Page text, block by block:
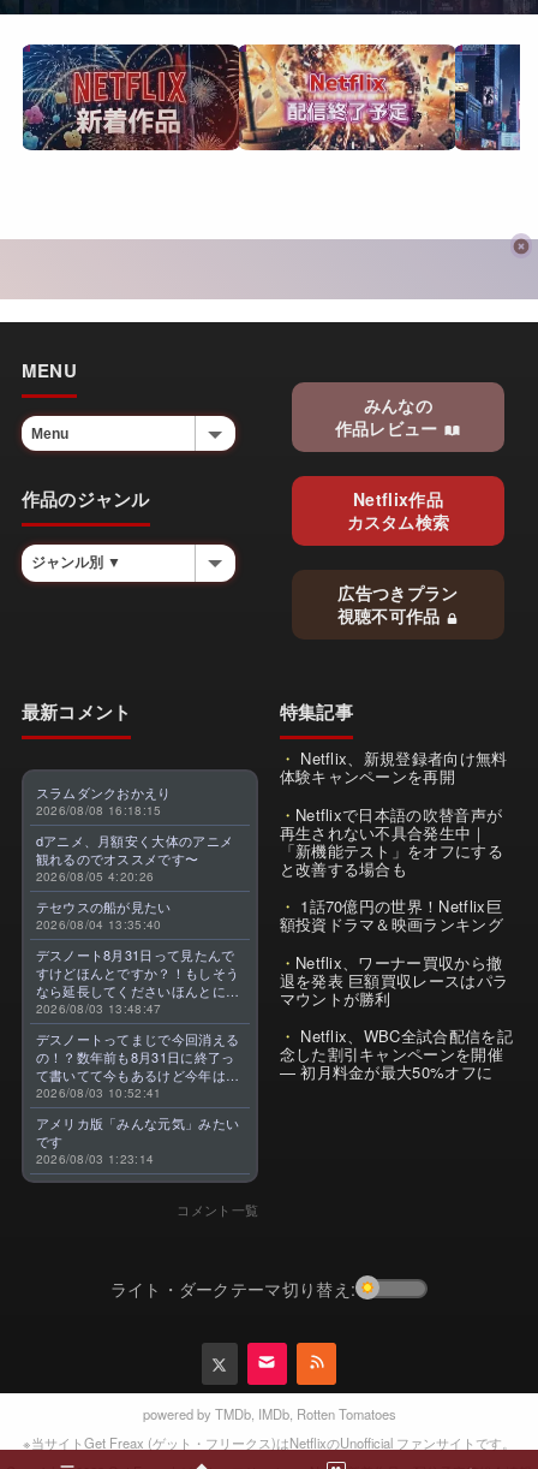
MENU
作品のジャンル
みんなの
作品レビュー
Netflix作品
カスタム検索
広告つきプラン
視聴不可作品
最新コメント
スラムダンクおかえり
2026/08/08 16:18:15
dアニメ、月額安く大体のアニメ
観れるのでオススメです〜
2026/08/05 4:20:26
テセウスの船が見たい
2026/08/04 13:35:40
デスノート8月31日って見たんで
すけどほんとですか？！もしそう
なら延長してくださいほんとに大
好きなんです😭
2026/08/03 13:48:47
デスノートってまじで今回消える
の！？数年前も8月31日に終了っ
て書いてて今もあるけど今年はま
じのやつ！？よくわからん！！で
きればなくならないでほしい！平
成アニメを振り返らせてくれっ
っ！！！！！！！
2026/08/03 10:52:41
アメリカ版「みんな元気」みたい
です
2026/08/03 1:23:14
コメント一覧
特集記事
Netflix、新規登録者向け無料
体験キャンペーンを再開
Netflixで日本語の吹替音声が
再生されない不具合発生中｜
「新機能テスト」をオフにする
と改善する場合も
1話70億円の世界！Netflix巨
額投資ドラマ＆映画ランキング
Netflix、ワーナー買収から撤
退を発表 巨額買収レースはパラ
マウントが勝利
Netflix、WBC全試合配信を記
念した割引キャンペーンを開催
— 初月料金が最大50%オフに
ライト・ダークテーマ切り替え:
powered by TMDb, IMDb, Rotten Tomatoes
※当サイトGet Freax (ゲット・フリークス)はNetflixのUnofficial ファンサイトです。